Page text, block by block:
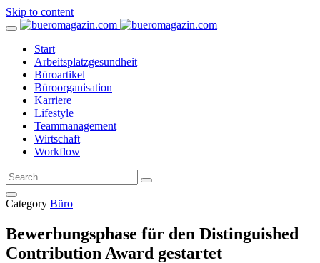
Skip to content
Start
Arbeitsplatzgesundheit
Büroartikel
Büroorganisation
Karriere
Lifestyle
Teammanagement
Wirtschaft
Workflow
Category Büro
Bewerbungsphase für den Distinguished
Contribution Award gestartet